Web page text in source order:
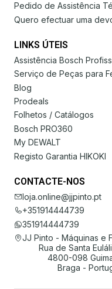
Pedido de Assistência
Quero efectuar uma
LINKS ÚTEIS
Assistência Bosch
Serviço de Peças para
Blog
Prodeals
Folhetos / Catálogos
Bosch PRO360
My DEWALT
Registo Garantia HIKOKI
CONTACTE-NOS
loja.online@jjpinto.pt
+351914444739
351914444739
JJ Pinto - Máquinas e
Rua de Santa
4800-098
Braga -